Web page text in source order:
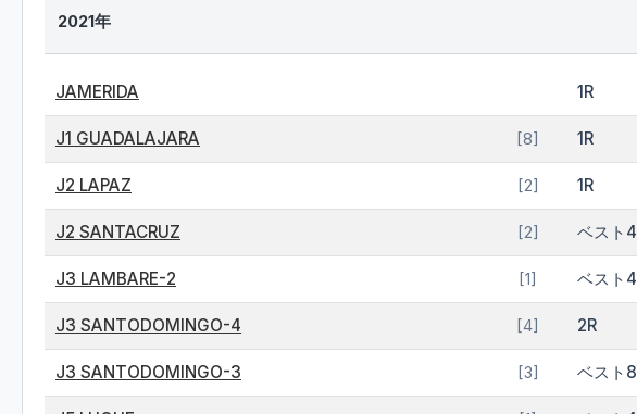
2021年
JAMERIDA 1R
J1 GUADALAJARA [8] 1R
J2 LAPAZ [2] 1R
J2 SANTACRUZ [2] ベスト4
J3 LAMBARE-2 [1] ベスト4
J3 SANTODOMINGO-4 [4] 2R
J3 SANTODOMINGO-3 [3] ベスト8